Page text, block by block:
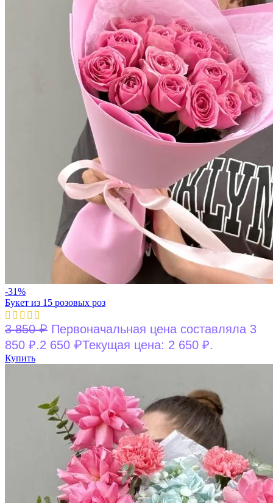
-31%
Букет из 15 розовых роз
3 850₽ Первоначальная цена составляла 3
850 ₽.2 650 ₽Текущая цена: 2 650 ₽.
Купить